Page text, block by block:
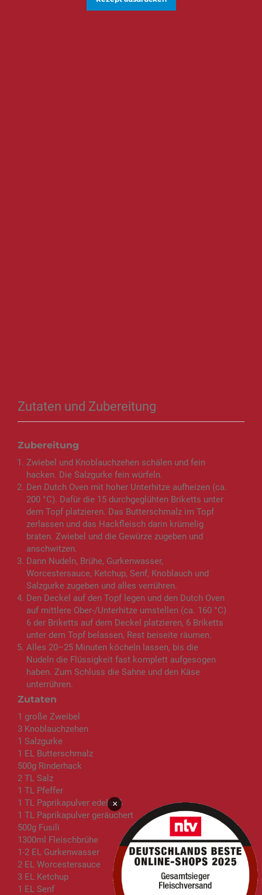
Zutaten und Zubereitung
Zutaten
1 große Zweibel
3 Knoblauchzehen
1 Salzgurke
1 EL Butterschmalz
500g Rinderhack
2 TL Salz
1 TL Pfeffer
1 TL Paprikapulver edelsüß
1 TL Paprikapulver geräuchert
500g Fusili
1300ml Fleischbrühe
1-2 EL Gurkenwasser
2 EL Worcestersauce
3 EL Ketchup
1 EL Senf
Zubereitung
Zwiebel und Knoblauchzehen schälen und fein
hacken. Die Salzgurke fein würfeln.
Den Dutch Oven mit hoher Unterhitze aufheizen (ca.
200 °C). Dafür die 15 durchgeglühten Briketts unter
dem Topf platzieren. Das Butterschmalz im Topf
zerlassen und das Hackfleisch darin krümelig
braten. Zwiebel und die Gewürze zugeben und
anschwitzen.
Dann Nudeln, Brühe, Gurkenwasser,
Worcestersauce, Ketchup, Senf, Knoblauch und
Salzgurke zugeben und alles verrühren.
Den Deckel auf den Topf legen und den Dutch Oven
auf mittlere Ober-/Unterhitze umstellen (ca. 160 °C)
6 der Briketts auf dem Deckel platzieren, 6 Briketts
unter dem Topf belassen, Rest beiseite räumen.
Alles 20–25 Minuten köcheln lassen, bis die
Nudeln die Flüssigkeit fast komplett aufgesogen
haben. Zum Schluss die Sahne und den Käse
unterrühren.
×